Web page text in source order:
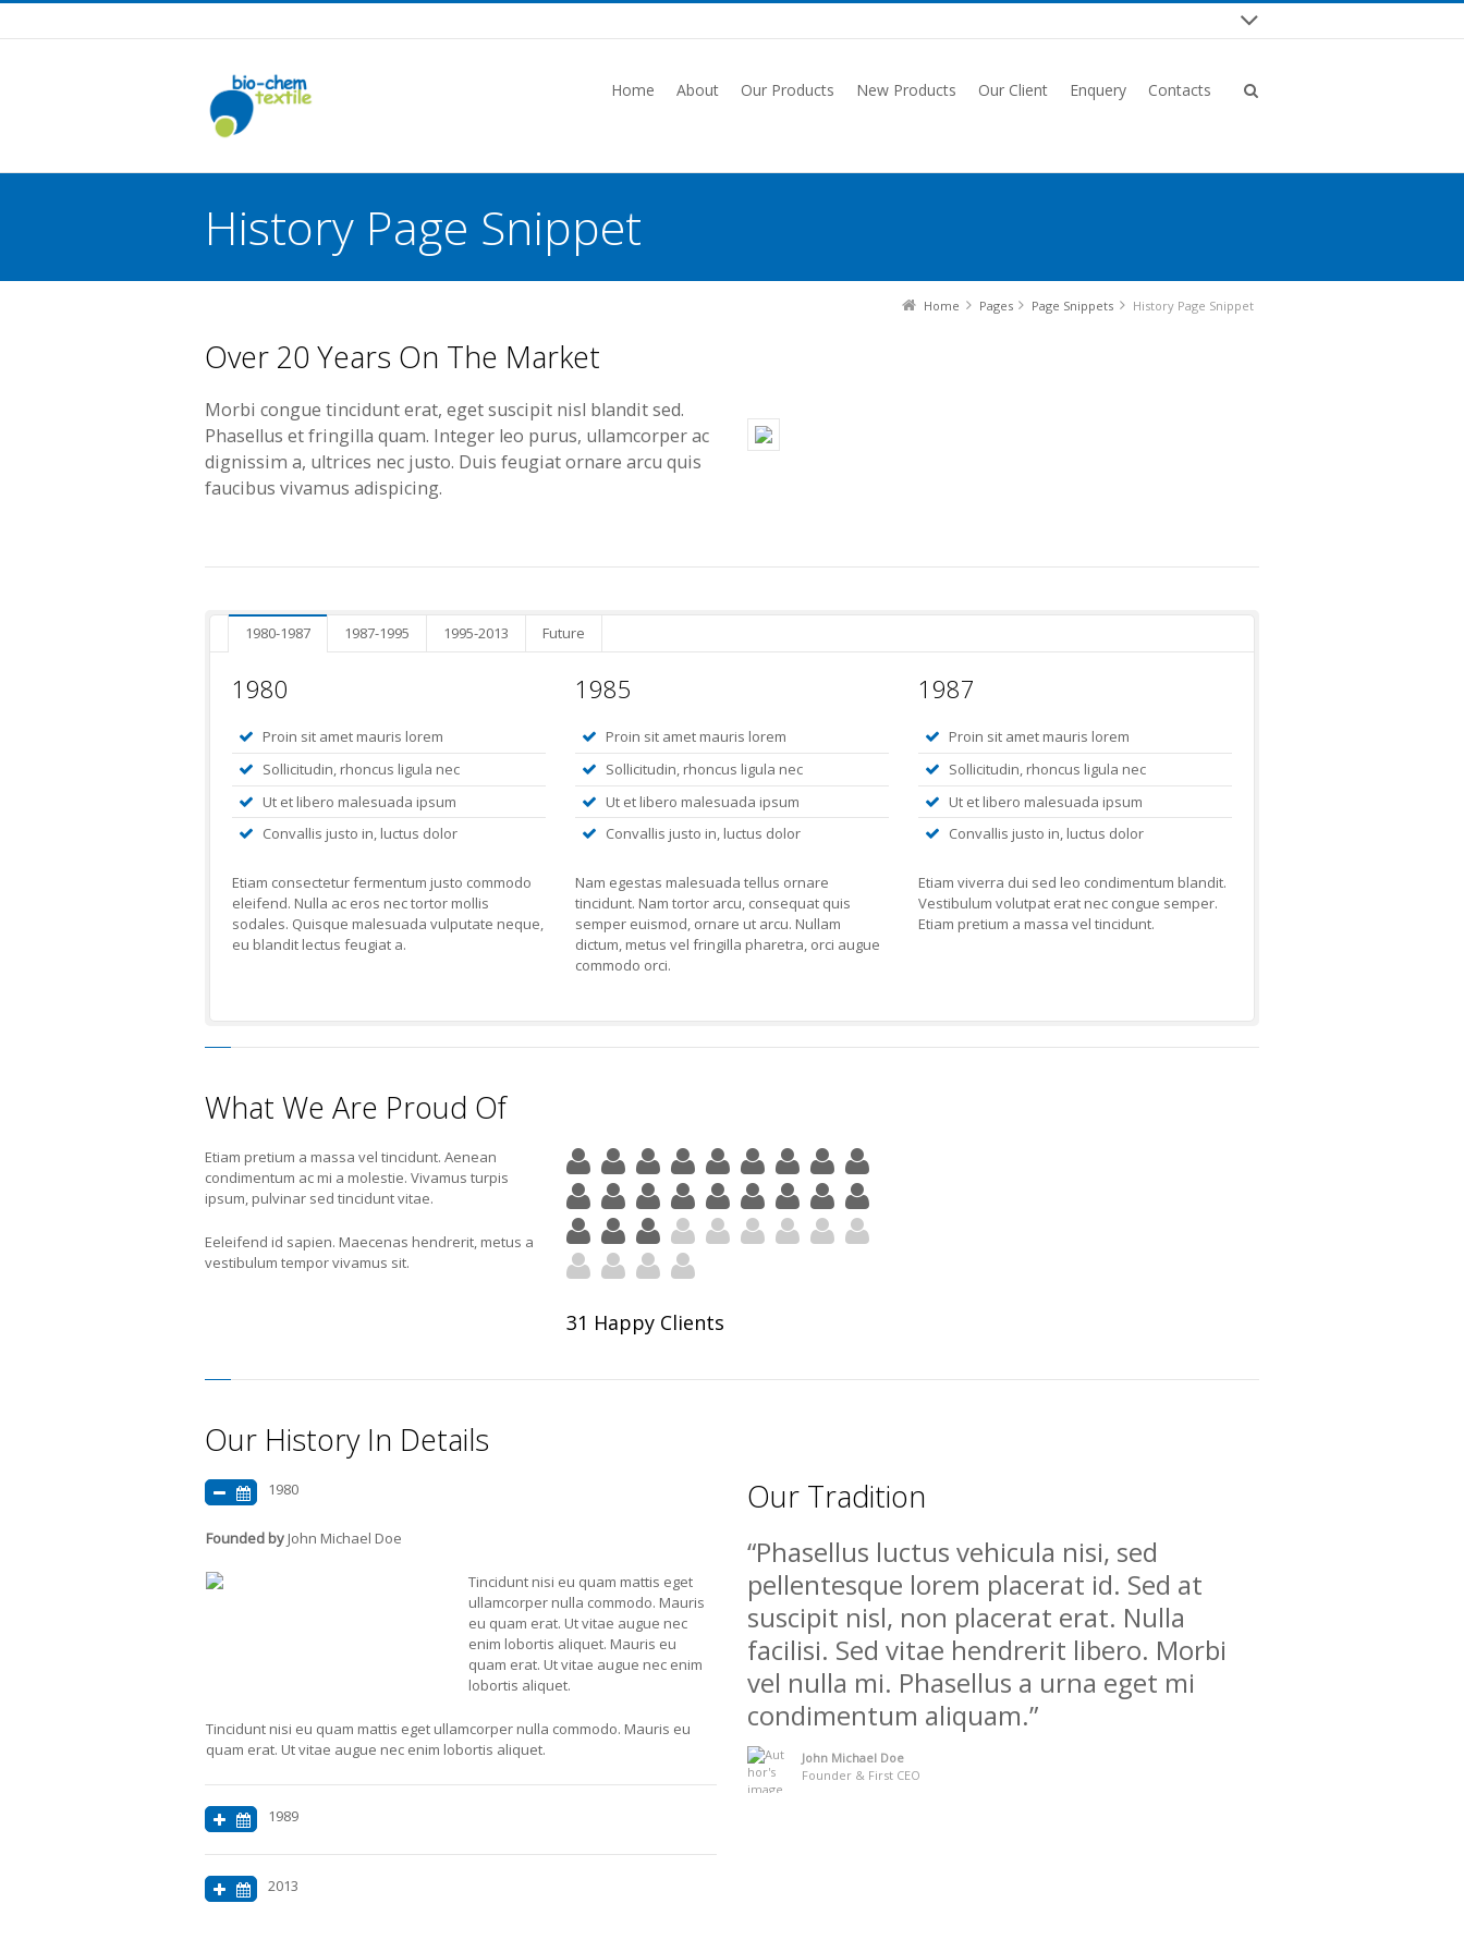
Home About Our Products New Products Our Client Enquery Contacts
History Page Snippet
Home Pages Page Snippets History Page Snippet
Over 20 Years On The Market
Morbi congue tincidunt erat, eget suscipit nisl blandit sed.
Phasellus et fringilla quam. Integer leo purus, ullamcorper ac
dignissim a, ultrices nec justo. Duis feugiat ornare arcu quis
faucibus vivamus adispicing.
1980-1987 1987-1995 1995-2013 Future
1980
Proin sit amet mauris lorem
Sollicitudin, rhoncus ligula nec
Ut et libero malesuada ipsum
Convallis justo in, luctus dolor
Etiam consectetur fermentum justo commodo
eleifend. Nulla ac eros nec tortor mollis
sodales. Quisque malesuada vulputate neque,
eu blandit lectus feugiat a.
1985
Proin sit amet mauris lorem
Sollicitudin, rhoncus ligula nec
Ut et libero malesuada ipsum
Convallis justo in, luctus dolor
Nam egestas malesuada tellus ornare
tincidunt. Nam tortor arcu, consequat quis
semper euismod, ornare ut arcu. Nullam
dictum, metus vel fringilla pharetra, orci augue
commodo orci.
1987
Proin sit amet mauris lorem
Sollicitudin, rhoncus ligula nec
Ut et libero malesuada ipsum
Convallis justo in, luctus dolor
Etiam viverra dui sed leo condimentum blandit.
Vestibulum volutpat erat nec congue semper.
Etiam pretium a massa vel tincidunt.
What We Are Proud Of
Etiam pretium a massa vel tincidunt. Aenean
condimentum ac mi a molestie. Vivamus turpis
ipsum, pulvinar sed tincidunt vitae.
Eeleifend id sapien. Maecenas hendrerit, metus a
vestibulum tempor vivamus sit.
31 Happy Clients
Our History In Details
1980
Founded by John Michael Doe
Tincidunt nisi eu quam mattis eget
ullamcorper nulla commodo. Mauris
eu quam erat. Ut vitae augue nec
enim lobortis aliquet. Mauris eu
quam erat. Ut vitae augue nec enim
lobortis aliquet.
Tincidunt nisi eu quam mattis eget ullamcorper nulla commodo. Mauris eu
quam erat. Ut vitae augue nec enim lobortis aliquet.
1989
2013
Our Tradition
Phasellus luctus vehicula nisi, sed
pellentesque lorem placerat id. Sed at
suscipit nisl, non placerat erat. Nulla
facilisi. Sed vitae hendrerit libero. Morbi
vel nulla mi. Phasellus a urna eget mi
condimentum aliquam.
John Michael Doe
Founder & First CEO